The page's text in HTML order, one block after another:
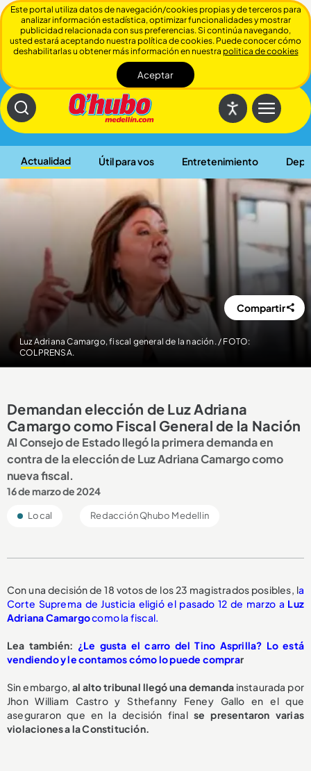
Actualidad Útil para vos Entretenimiento
Cerrar
Luz Adriana Camargo, fiscal general de la nación. / FOTO:
COLPRENSA.
Compartir
Demandan elección de Luz Adriana
Camargo como Fiscal General de la Nación
Al Consejo de Estado llegó la primera demanda en
contra de la elección de Luz Adriana Camargo como
nueva fiscal.
16 de marzo de 2024
Local Redacción Qhubo Medellin
Con una decisión de 18 votos de los 23 magistrados posibles, la
Corte Suprema de Justicia eligió el pasado 12 de marzo a Luz
Adriana Camargocomo la fiscal.
Lea también: ¿Le gusta el carro del Tino Asprilla? Lo está
vendiendo y le contamos cómo lo puede comprar
Sin embargo, al alto tribunal llegó una demanda instaurada por
Jhon William Castro y Sthefanny Feney Gallo en el que
aseguraron que en la decisión finalse presentaron varias
violaciones a la Constitución.
Este portal utiliza datos de navegación/cookies propias y de terceros para
analizar información estadística, optimizar funcionalidades y mostrar
publicidad relacionada con sus preferencias. Si continúa navegando,
usted estará aceptando nuestra política de cookies. Puede conocer cómo
deshabilitarlas u obtener más información en nuestra politica de cookies
Aceptar